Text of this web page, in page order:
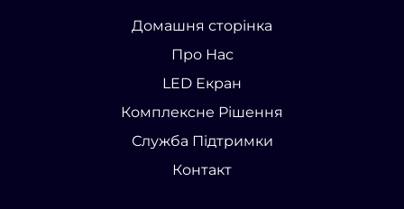
Домашня сторінка
Про Нас
LED Екран
Комплексне Рішення
Служба Підтримки
Контакт